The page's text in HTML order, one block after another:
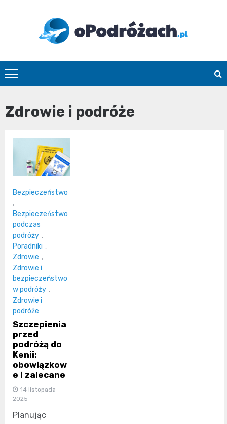
O
Podróżach
Zdrowie i podróże
Bezpieczeństwo
,
Bezpieczeństwo
podczas
podróży ,
Poradniki ,
Zdrowie ,
Zdrowie i
bezpieczeństwo
w podróży ,
Zdrowie i
podróże
Szczepienia
przed
podróżą do
Kenii:
obowiązkow
e i zalecane
14 listopada
2025
Planując